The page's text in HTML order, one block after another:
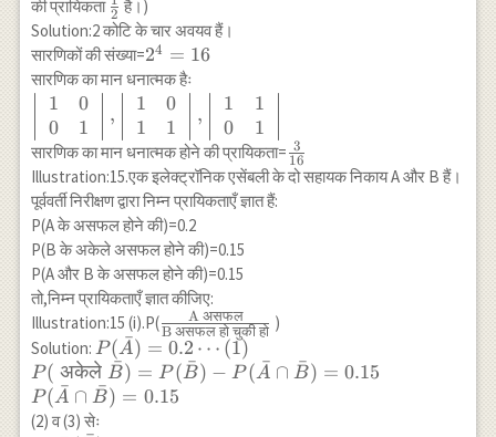
{E}\right)=\frac{14}{29}
की प्रायिकता \frac{1}
{2}
2 है।)
Solution:2 कोटि के चार अवयव हैं।
सारणिकों की संख्या=2^4=16
24 = 16
सारणिक का मान धनात्मक हैः
\left|\begin{array}{ll} 1 & 0 \\ 0 & 1
\end{array}\right|,\left|\begin{array}
{ll} 1 & 0 \\ 1 & 1
\end{array}\right|,\left|\begin{array}
{ll} 1 & 1 \\ 0 & 1 \end{array}\right|
1
0
0
1
,
1
1
0
1
,
1
0
1
1
सारणिक का मान धनात्मक होने की प्रायिकता=\frac{3}
{16}
16
3
Illustration:15.एक इलेक्ट्रॉनिक एसेंबली के दो सहायक निकाय A और B हैं।
पूर्ववर्ती निरीक्षण द्वारा निम्न प्रायिकताएँ ज्ञात हैं:
P(A के असफल होने की)=0.2
P(B के अकेले असफल होने की)=0.15
P(A और B के असफल होने की)=0.15
तो,निम्न प्रायिकताएँ ज्ञात कीजिए:
Illustration:15 (i).P(\frac{\text{A
असफल}}
{\text{B
असफल हो चुकी
Bअसफल हो चुकी हो
A असफल
)
Solution: P(\bar{A})=0.2
\cdots(1) \\ P(\text {
अकेले }
\bar{B})=P(\bar{B})-
P(A
ˉ) = 0.2 ⋯ (1)
P( अकेले B
ˉ) = P (B
ˉ) − P (A
ˉ ∩ B
ˉ) = 0.15
P(A
ˉ ∩ B
ˉ) = 0.15
(2) व (3) सेः